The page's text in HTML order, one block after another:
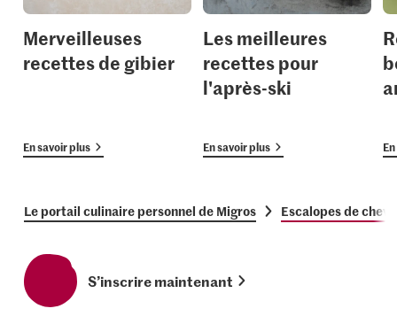
Merveilleuses
recettes de gibier
En savoir plus
Les meilleures
recettes pour
l'après-ski
En savoir plus
Le portail culinaire personnel de Migros Escalopes de
S’inscrire maintenant